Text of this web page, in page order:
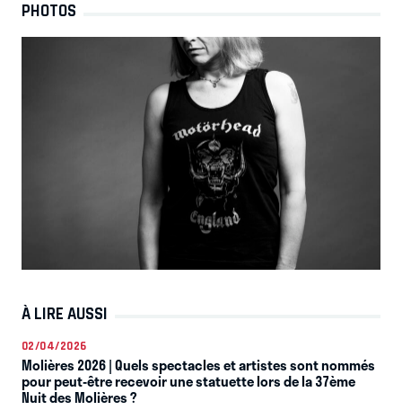
PHOTOS
À LIRE AUSSI
02/04/2026
Molières 2026 | Quels spectacles et artistes sont nommés
pour peut-être recevoir une statuette lors de la 37ème
Nuit des Molières ?